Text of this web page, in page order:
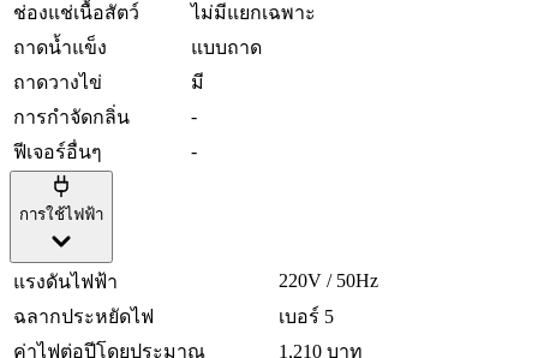
ช่องแช่เนื้อสัตว์
ไม่มีแยกเฉพาะ
ถาดน้ำแข็ง
แบบถาด
ถาดวางไข่
มี
การกำจัดกลิ่น
-
ฟีเจอร์อื่นๆ
-
การใช้ไฟฟ้า
แรงดันไฟฟ้า
220V / 50Hz
ฉลากประหยัดไฟ
เบอร์ 5
ค่าไฟต่อปีโดยประมาณ
1,210 บาท